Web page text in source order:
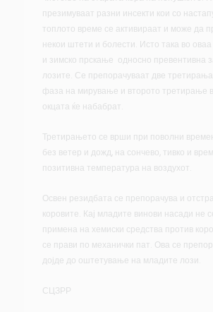
презимуваат разни инсекти кои со
топлото време се активираат и може да
некои штети и болести. Исто така во
и зимско прскање односно превентивна
лозите. Се препорачуваат две
фаза на мирување и второто третирање
окцата ќе набабрат.
Третирањето се врши при поволни
без ветер и дожд, на сончево, тивко и
позитивна температура на воздухот.
Освен резидбата се препорачува и
коровите. Кај младите винови насади не
примена на хемиски средства против
се прави по механички пат. Ова се
дојде до оштетување на младите лози.
СЦЗРР